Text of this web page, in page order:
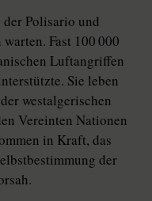
Polisario und
Fast 100 000
Luftangriffen
Sie leben
westalgerischen
Vereinten Nationen
in Kraft, das
der